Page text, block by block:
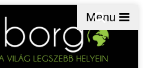
Menu